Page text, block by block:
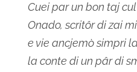
Cuei par un bon taj
Onado, scritôr di zai
e vie ancjemò simpri
la conte di un pâr di